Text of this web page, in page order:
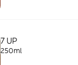
7 UP
250ml